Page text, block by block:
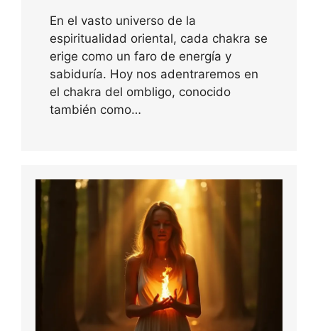
En el vasto universo de la
espiritualidad oriental, cada chakra se
erige como un faro de energía y
sabiduría. Hoy nos adentraremos en
el chakra del ombligo, conocido
también como…